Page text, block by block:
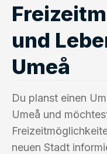
und
Umeå
Du planst einen
Umeå und
neuen Stadt